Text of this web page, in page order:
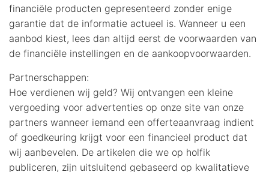
financiële producten gepresenteerd zonder enige
garantie dat de informatie actueel is. Wanneer u een
aanbod kiest, lees dan altijd eerst de voorwaarden van
de financiële instellingen en de aankoopvoorwaarden.
Partnerschappen:
Hoe verdienen wij geld? Wij ontvangen een kleine
vergoeding voor advertenties op onze site van onze
partners wanneer iemand een offerteaanvraag indient
of goedkeuring krijgt voor een financieel product dat
wij aanbevelen. De artikelen die we op holfik
publiceren, zijn uitsluitend gebaseerd op kwalitatieve